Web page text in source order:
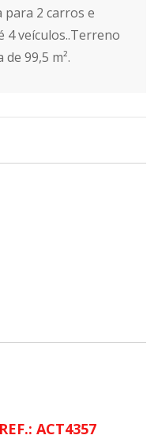
2 carros e
4 veículos..Terreno
99,5 m².
ACT4357